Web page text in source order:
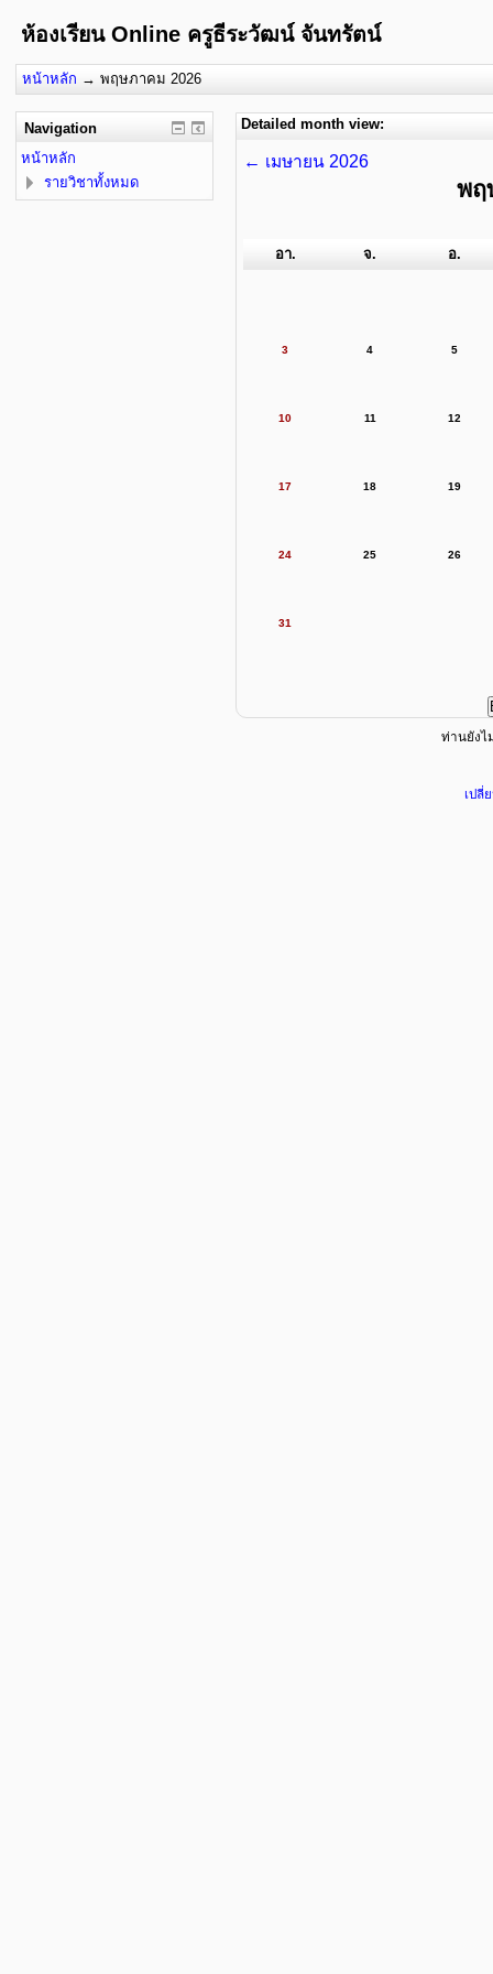
ห้องเรียน Online ครูธีระวัฒน์ จันทรัตน์
หน้าหลัก → พฤษภาคม 2026
Detailed month view:
← เมษายน 2026
พฤ
อา. จ. อ.
3 4 5
10 11 12
17 18 19
24 25 26
31
Navigation
หน้าหลัก
รายวิชาทั้งหมด
ท่านยังไ
เปลี่